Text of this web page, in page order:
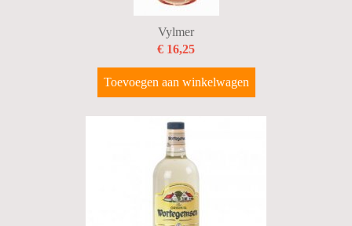
Vylmer
€ 16,25
Toevoegen aan winkelwagen